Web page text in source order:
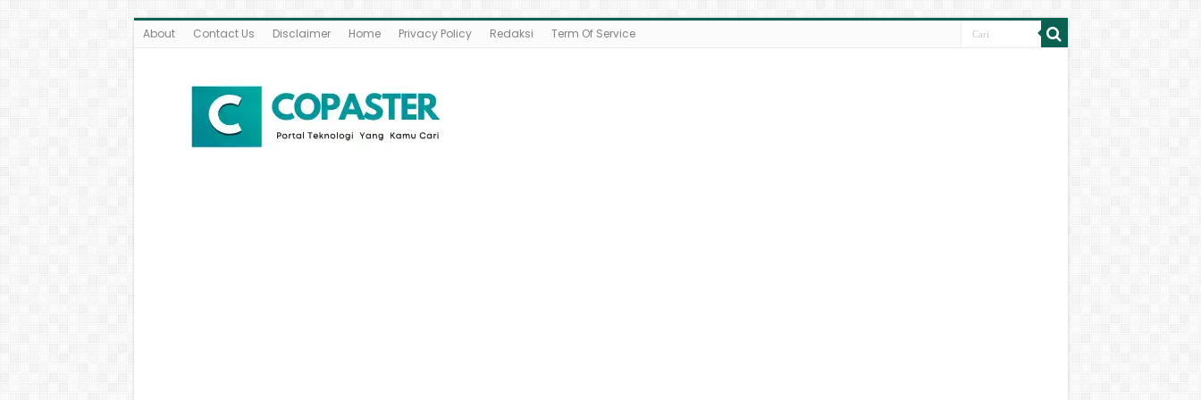
About Contact Us Disclaimer Home Privacy Policy Redaksi Term Of Service